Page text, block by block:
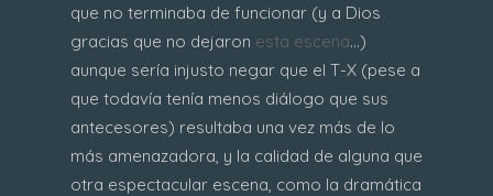
que no terminaba de funcionar (y a Dios
gracias que no dejaron esta escena...)
aunque sería injusto negar que el T-X (pese a
que todavía tenía menos diálogo que sus
antecesores) resultaba una vez más de lo
más amenazadora, y la calidad de alguna que
otra espectacular escena, como la dramática